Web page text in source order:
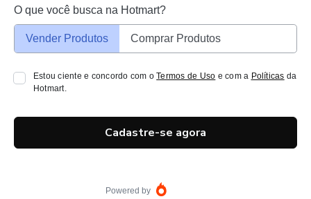
O que você busca na Hotmart?
Vender Produtos Comprar Produtos
Estou ciente e concordo com oTermos de Uso e com a Políticas da
Hotmart.
Cadastre-se agora
Powered by